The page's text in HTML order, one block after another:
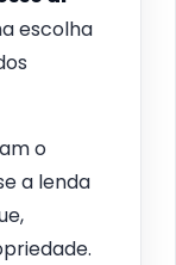
escolha
o
a lenda